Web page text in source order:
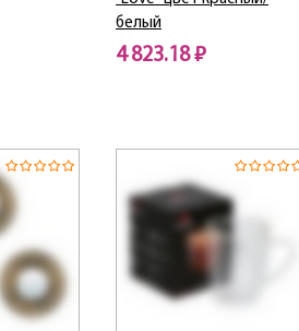
белый
4 823.18 ₽